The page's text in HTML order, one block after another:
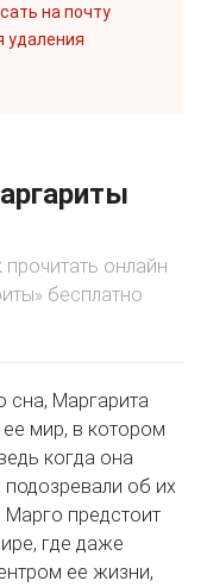
на почту
удаления
онлайн
бесплатно
сна, Маргарита
мир, в котором
когда она
об их
предстоит
где даже
ее жизни,